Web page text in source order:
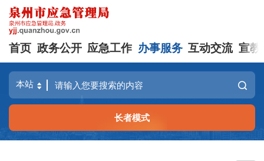
首页 政务公开 应急工作 办事服务 互动交流 宣教
长者模式